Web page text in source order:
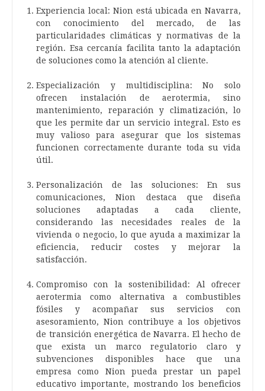
Experiencia local: Nion está ubicada en Navarra,
con conocimiento del mercado, de las
particularidades climáticas y normativas de la
región. Esa cercanía facilita tanto la adaptación
de soluciones como la atención al cliente.
Especialización y multidisciplina: No solo
ofrecen instalación de aerotermia, sino
mantenimiento, reparación y climatización, lo
que les permite dar un servicio integral. Esto es
muy valioso para asegurar que los sistemas
funcionen correctamente durante toda su vida
útil.
Personalización de las soluciones: En sus
comunicaciones, Nion destaca que diseña
soluciones adaptadas a cada cliente,
considerando las necesidades reales de la
vivienda o negocio, lo que ayuda a maximizar la
eficiencia, reducir costes y mejorar la
satisfacción.
Compromiso con la sostenibilidad: Al ofrecer
aerotermia como alternativa a combustibles
fósiles y acompañar sus servicios con
asesoramiento, Nion contribuye a los objetivos
de transición energética de Navarra. El hecho de
que exista un marco regulatorio claro y
subvenciones disponibles hace que una
empresa como Nion pueda prestar un papel
educativo importante, mostrando los beneficios